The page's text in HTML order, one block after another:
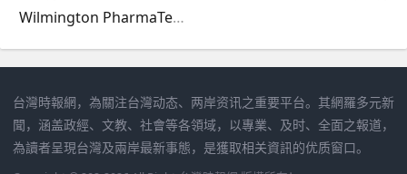
Wilmington PharmaTech獲Curewell Capital重大投資，持續推進業務擴張
台灣時報網，為關注台灣动态、两岸资讯之重要平台。其網羅多元新
聞，涵盖政經、文教、社會等各領域，以專業、及时、全面之報道，
為讀者呈現台灣及兩岸最新事態，是獲取相关資訊的优质窗口。